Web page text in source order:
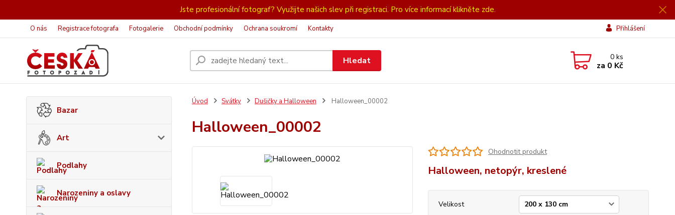
Jste profesionální fotograf? Využijte našich slev při registraci. Pro více informací klikněte zde.
O nás Registrace fotografa Fotogalerie Obchodní podmínky Ochrana soukromí Kontakty Přihlášení
Hledat 0ks
za 0 Kč
Bazar
Art
Podlahy
Narozeniny a oslavy
Úvod Svátky Dušičky a Halloween Halloween_00002
Halloween_00002
Ohodnotit produkt
Halloween, netopýr, kreslené
Velikost